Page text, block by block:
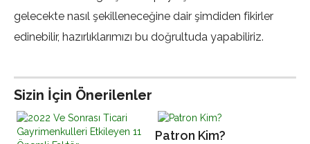
gelecekte nasıl şekilleneceğine dair şimdiden fikirler
edinebilir, hazırlıklarımızı bu doğrultuda yapabiliriz.
Sizin İçin Önerilenler
Patron Kim?